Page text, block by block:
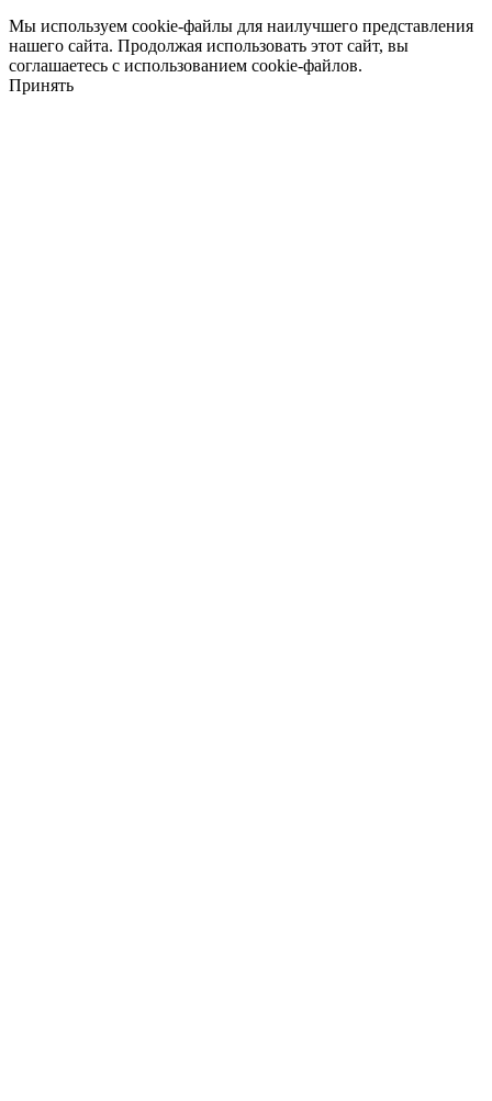
Мы используем cookie-файлы для наилучшего представления
нашего сайта. Продолжая использовать этот сайт, вы
соглашаетесь с использованием cookie-файлов.
Принять